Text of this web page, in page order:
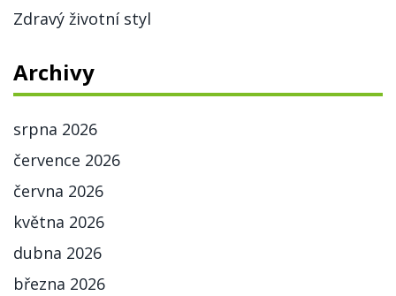
Zdravý životní styl
Archivy
srpna 2026
července 2026
června 2026
května 2026
dubna 2026
března 2026